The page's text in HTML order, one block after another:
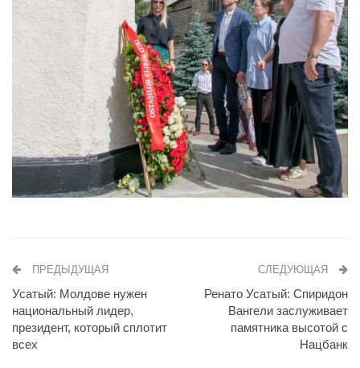
ПРЕДЫДУЩАЯ
Усатый: Молдове нужен
национальный лидер,
президент, который сплотит
всех
СЛЕДУЮЩАЯ
Ренато Усатый: Спиридон
Вангели заслуживает
памятника высотой с
Нацбанк